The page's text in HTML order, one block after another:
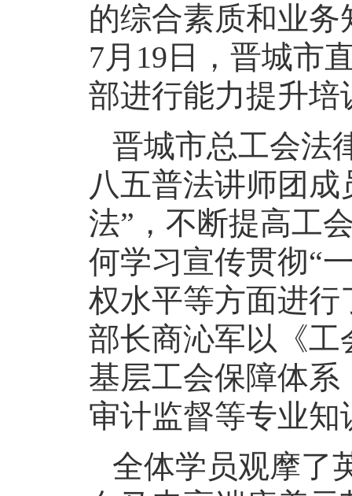
的综合素质和业
7月19日，晋城市
部进行能力提升培
晋城市总工会法
八五普法讲师团
法”，不断提高工
何学习宣传贯彻“
权水平等方面进
部长商沁军以《
基层工会保障体
审计监督等专业
全体学员观摩了